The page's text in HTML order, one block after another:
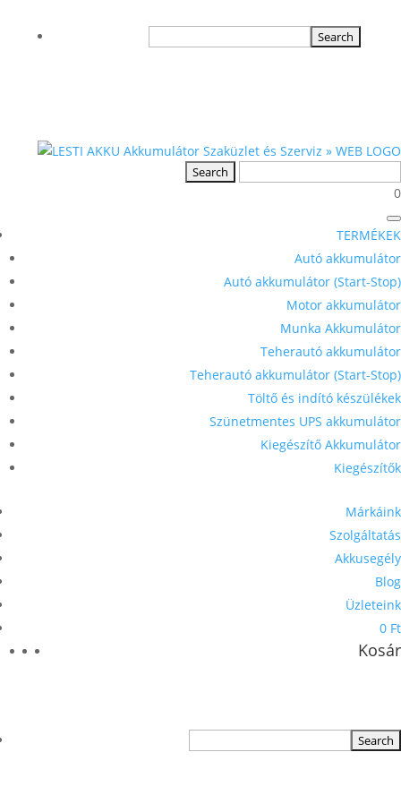
0
TERMÉKEK
Autó akkumulátor
Autó akkumulátor (Start-Stop)
Motor akkumulátor
Munka Akkumulátor
Teherautó akkumulátor
Teherautó akkumulátor (Start-Stop)
Töltő és indító készülékek
Szünetmentes UPS akkumulátor
Kiegészítő Akkumulátor
Kiegészítők
Márkáink
Szolgáltatás
Akkusegély
Blog
Üzleteink
0 Ft
Kosár